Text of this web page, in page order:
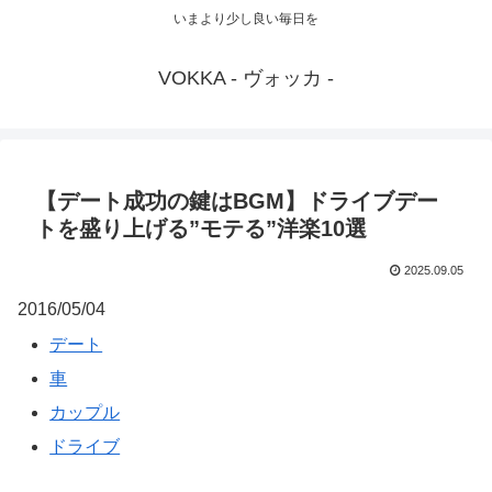
いまより少し良い毎日を
VOKKA - ヴォッカ -
【デート成功の鍵はBGM】ドライブデー
トを盛り上げる”モテる”洋楽10選
2025.09.05
2016/05/04
デート
車
カップル
ドライブ